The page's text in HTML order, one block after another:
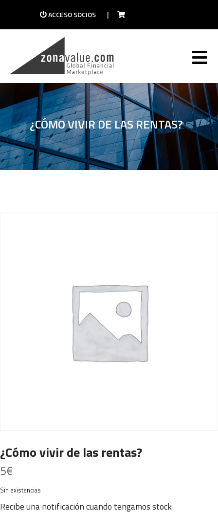
ACCESO SOCIOS |
¿CÓMO VIVIR DE LAS RENTAS?
¿Cómo vivir de las rentas?
5€
Sin existencias
Recibe una notificación cuando tengamos stock